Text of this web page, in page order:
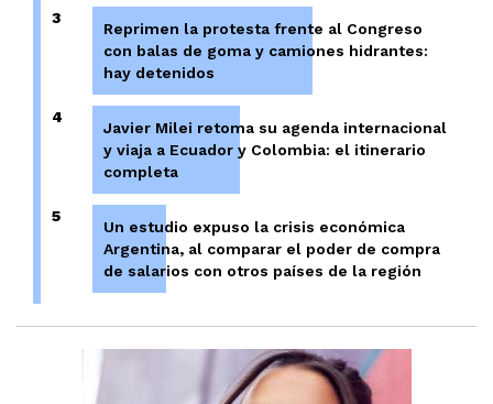
3
Reprimen la protesta frente al Congreso
con balas de goma y camiones hidrantes:
hay detenidos
4
Javier Milei retoma su agenda internacional
y viaja a Ecuador y Colombia: el itinerario
completa
5
Un estudio expuso la crisis económica
Argentina, al comparar el poder de compra
de salarios con otros países de la región